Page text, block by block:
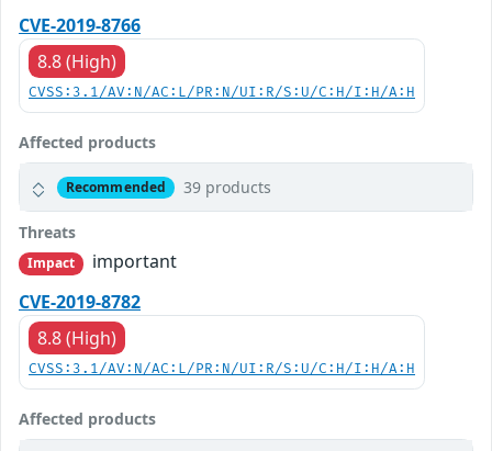
CVE-2019-8766
8.8 (High)
CVSS:3.1/AV:N/AC:L/PR:N/UI:R/S:U/C:H/I:H/A:H
Affected products
Recommended 39 products
Threats
Impact
important
CVE-2019-8782
8.8 (High)
CVSS:3.1/AV:N/AC:L/PR:N/UI:R/S:U/C:H/I:H/A:H
Affected products